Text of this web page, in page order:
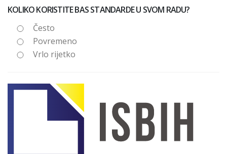
KOLIKO KORISTITE BAS STANDARDE U SVOM RADU?
Često
Povremeno
Vrlo rijetko